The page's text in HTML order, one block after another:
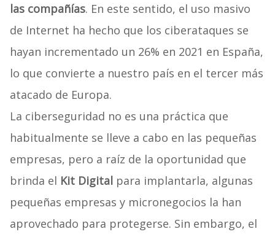
las compañías. En este sentido, el uso masivo
de Internet ha hecho que los ciberataques se
hayan incrementado un 26% en 2021 en España,
lo que convierte a nuestro país en el tercer más
atacado de Europa.
La ciberseguridad no es una práctica que
habitualmente se lleve a cabo en las pequeñas
empresas, pero a raíz de la oportunidad que
brinda el Kit Digitalpara implantarla, algunas
pequeñas empresas y micronegocios la han
aprovechado para protegerse. Sin embargo, el